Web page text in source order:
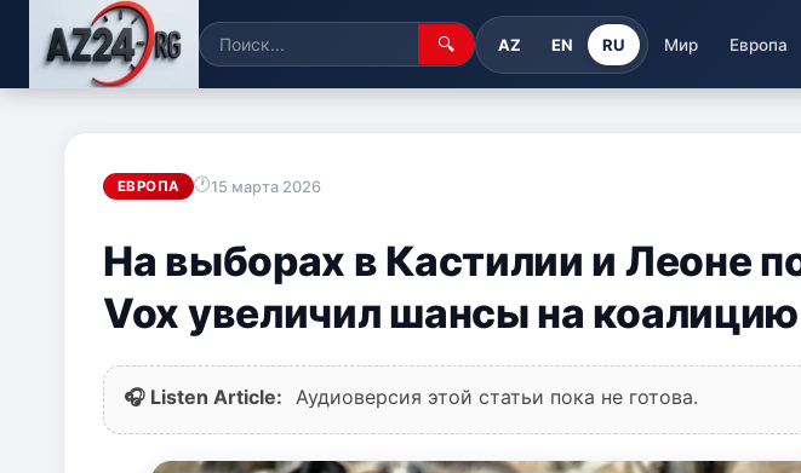
🔍 AZ EN RU Мир Европа
ЕВРОПА 15 марта 2026
На выборах в Кастилии и Леоне
Vox увеличил шансы на коалицию
🎧 Listen Article: Аудиоверсия этой статьи пока не готова.